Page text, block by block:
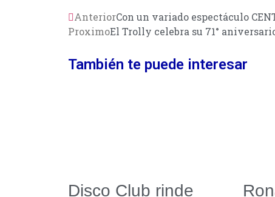
AnteriorCon un variado espectáculo
ProximoEl Trolly celebra su 71°
También te puede interesar
Disco Club rinde